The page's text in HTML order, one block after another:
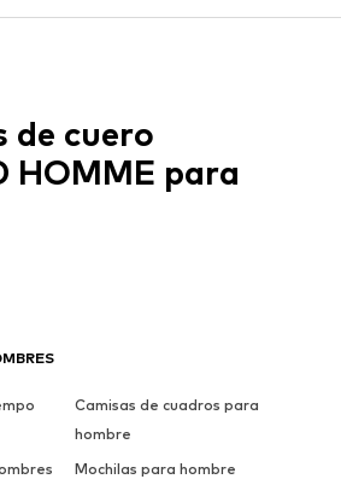
Camisas de cuadros para
hombre
Mochilas para hombre
de cuero
HOMME para